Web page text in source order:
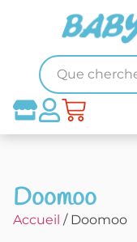
Doomoo
Accueil / Doomoo